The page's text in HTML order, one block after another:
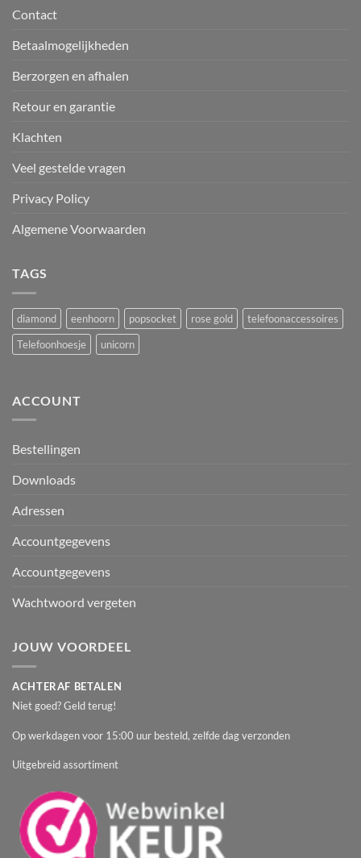
Contact
Betaalmogelijkheden
Berzorgen en afhalen
Retour en garantie
Klachten
Veel gestelde vragen
Privacy Policy
Algemene Voorwaarden
TAGS
diamond eenhoorn popsocket rose gold
telefoonaccessoires
Telefoonhoesje
unicorn
ACCOUNT
Bestellingen
Downloads
Adressen
Accountgegevens
Accountgegevens
Wachtwoord vergeten
JOUW VOORDEEL
ACHTERAF BETALEN
Niet goed? Geld terug!
Op werkdagen voor 15:00 uur besteld, zelfde dag verzonden
Uitgebreid assortiment